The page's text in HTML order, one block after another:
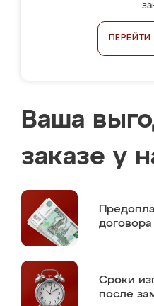
Ваша
заказе у
договора
Сроки
после